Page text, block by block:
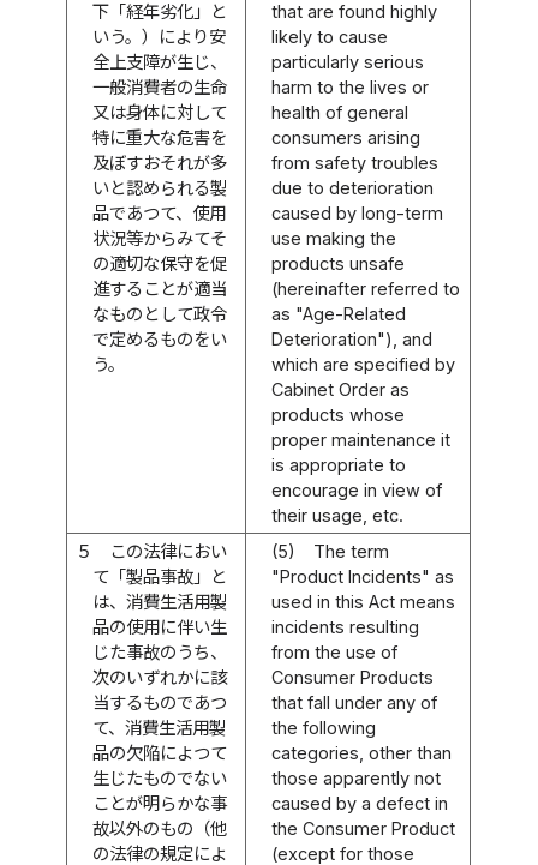
下「経年劣化」と
いう。）により安
全上支障が生じ、
一般消費者の生命
又は身体に対して
特に重大な危害を
及ぼすおそれが多
いと認められる製
品であつて、使用
状況等からみてそ
の適切な保守を促
進することが適当
なものとして政令
で定めるものをい
う。
that are found highly
likely to cause
particularly serious
harm to the lives or
health of general
consumers arising
from safety troubles
due to deterioration
caused by long-term
use making the
products unsafe
(hereinafter referred to
as "Age-Related
Deterioration"), and
which are specified by
Cabinet Order as
products whose
proper maintenance it
is appropriate to
encourage in view of
their usage, etc.
５
この法律におい
て「製品事故」と
は、消費生活用製
品の使用に伴い生
じた事故のうち、
次のいずれかに該
当するものであつ
て、消費生活用製
品の欠陥によつて
生じたものでない
ことが明らかな事
故以外のもの（他
の法律の規定によ
(5)
The term
"Product Incidents" as
used in this Act means
incidents resulting
from the use of
Consumer Products
that fall under any of
the following
categories, other than
those apparently not
caused by a defect in
the Consumer Product
(except for those